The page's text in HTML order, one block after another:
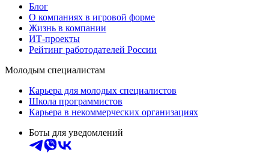
Блог
О компаниях в игровой форме
Жизнь в компании
ИТ-проекты
Рейтинг работодателей России
Молодым специалистам
Карьера для молодых специалистов
Школа программистов
Карьера в некоммерческих организациях
Боты для уведомлений